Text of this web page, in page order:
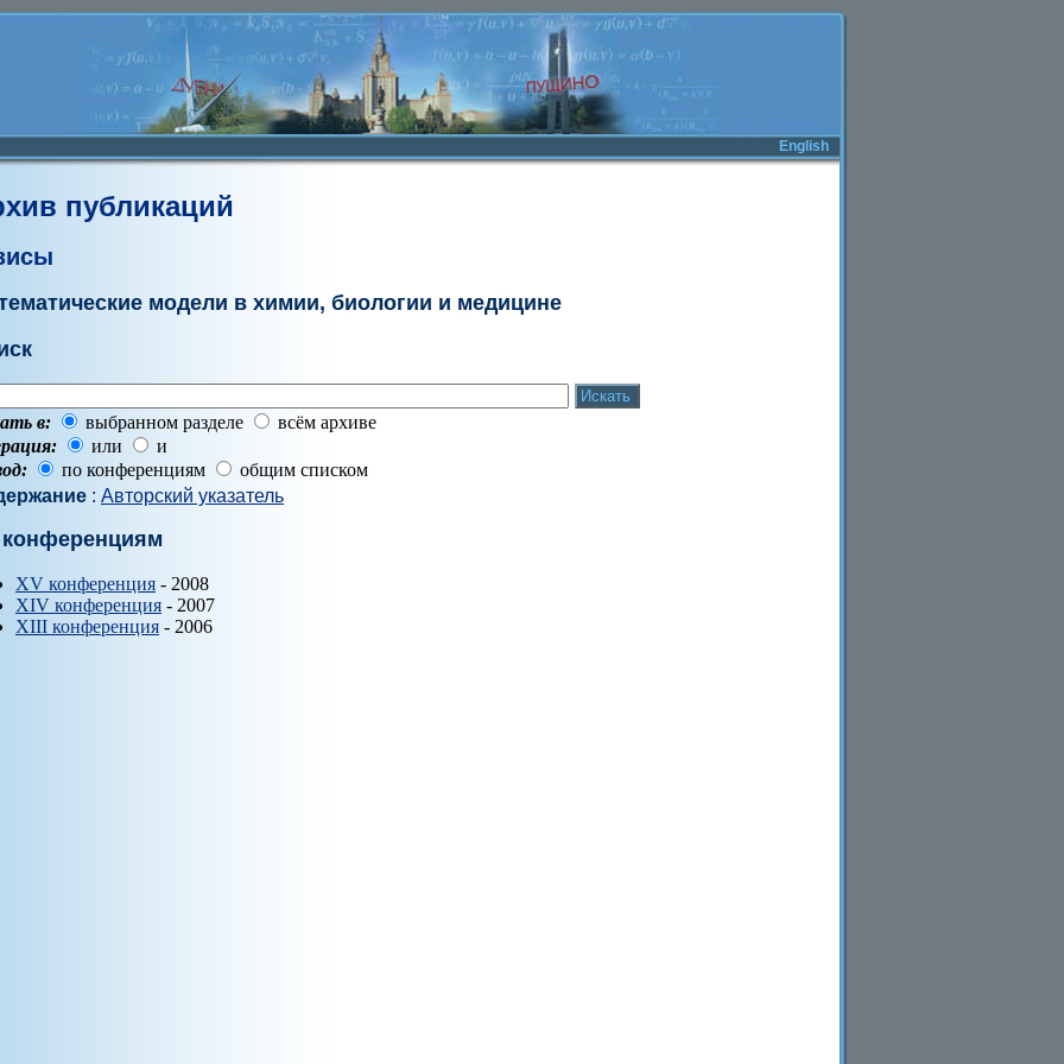
English
публикаций
модели в химии, биологии и медицине
в: выбранном разделе
всём архиве
или
и
по конференциям
общим списком
: Авторский указатель
XV конференция - 2008
XIV конференция - 2007
XIII конференция - 2006